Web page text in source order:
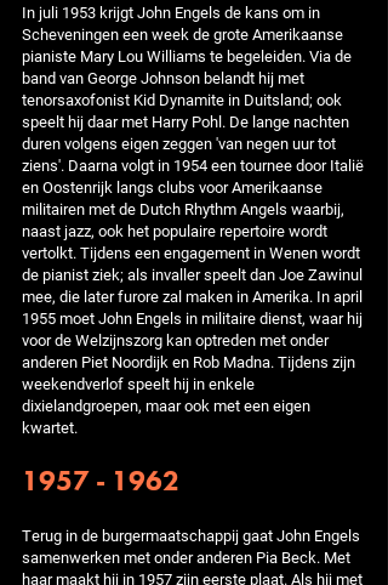
In juli 1953 krijgt John Engels de kans om in
Scheveningen een week de grote Amerikaanse
pianiste Mary Lou Williams te begeleiden. Via de
band van George Johnson belandt hij met
tenorsaxofonist Kid Dynamite in Duitsland; ook
speelt hij daar met Harry Pohl. De lange nachten
duren volgens eigen zeggen 'van negen uur tot
ziens'. Daarna volgt in 1954 een tournee door Italië
en Oostenrijk langs clubs voor Amerikaanse
militairen met de Dutch Rhythm Angels waarbij,
naast jazz, ook het populaire repertoire wordt
vertolkt. Tijdens een engagement in Wenen wordt
de pianist ziek; als invaller speelt dan Joe Zawinul
mee, die later furore zal maken in Amerika. In april
1955 moet John Engels in militaire dienst, waar hij
voor de Welzijnszorg kan optreden met onder
anderen Piet Noordijk en Rob Madna. Tijdens zijn
weekendverlof speelt hij in enkele
dixielandgroepen, maar ook met een eigen
kwartet.
1957 - 1962
Terug in de burgermaatschappij gaat John Engels
samenwerken met onder anderen Pia Beck. Met
haar maakt hij in 1957 zijn eerste plaat. Als hij met